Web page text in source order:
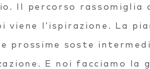
Il percorso rassomiglia
viene l’ispirazione. La
prossime soste
E noi facciamo la